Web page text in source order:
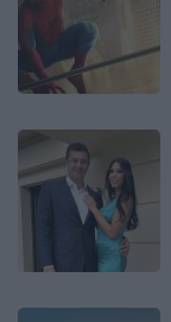
Image